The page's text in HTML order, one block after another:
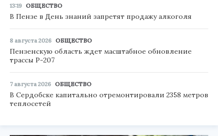
13:19 ОБЩЕСТВО
В Пензе в День знаний запретят продажу алкоголя
8 августа 2026 ОБЩЕСТВО
Пензенскую область ждет масштабное обновление
трассы Р-207
7 августа 2026 ОБЩЕСТВО
В Сердобске капитально отремонтировали 2358 метров
теплосетей